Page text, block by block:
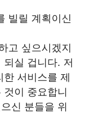
빌릴 계획이신
고 싶으시겠지
실 겁니다. 저
서비스를 제
이 중요합니
신 분들을 위